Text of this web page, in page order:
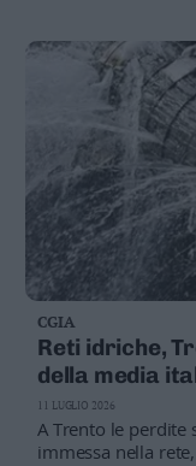
CGIA
Reti idriche,
della media
dell'acqua
A Trento le perdite
immessa nella
11 LUGLIO 2026